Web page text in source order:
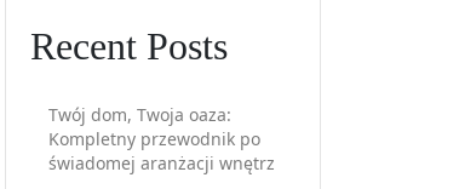
Recent Posts
Twój dom, Twoja oaza:
Kompletny przewodnik po
świadomej aranżacji wnętrz